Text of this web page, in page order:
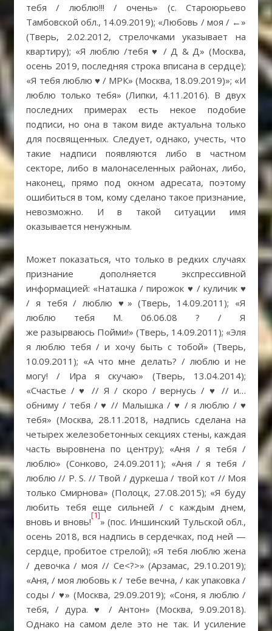
тебя / люблю!!! / очень» (с. Староюрьево
Тамбовской обл., 14.09.2019); «Любовь / моя / ←»
(Тверь, 2.02.2012, стрелочками указывает на
квартиру); «Я люблю /тебя ♥ / Д & Д» (Москва,
осень 2019, последняя строка вписана в сердце);
«Я тебя люблю ♥ / МРК» (Москва, 18.09.2019)»; «И
люблю только тебя» (Липки, 4.11.2016). В двух
последних примерах есть некое подобие
подписи, но она в таком виде актуальна только
для посвященных. Следует, однако, учесть, что
такие надписи появляются либо в частном
секторе, либо в малонаселенных районах, либо,
наконец, прямо под окном адресата, поэтому
ошибиться в том, кому сделано такое признание,
невозможно. И в такой ситуации имя
оказывается ненужным.
Может показаться, что только в редких случаях
признание дополняется экспрессивной
информацией: «Наташка / пирожок ♥ / куличик ♥
/ я тебя / люблю ♥» (Тверь, 14.09.2011); «Я
люблю тебя М. 06.06.08 ? / Я
же разырваюсь Пойми!» (Тверь, 14.09.2011); «Эля
я люблю тебя / и хочу быть с тобой» (Тверь,
10.09.2011); «А что мне делать? / люблю и не
могу! / Ира я скучаю» (Тверь, 13.04.2014);
«Счастье / ♥ // Я / скоро / вернусь / ♥ // и…
обниму / тебя / ♥ // Малышка / ♥ / я люблю / ♥
тебя» (Москва, 28.11.2018, надпись сделана на
четырех железобетонных секциях стены, каждая
часть выровнена по центру); «Аня / я тебя /
люблю» (Сонково, 24.09.2011); «Аня / я тебя /
люблю // P. S. // Твой / дуркеша / твой кот // Моя
только Смирнова» (Полоцк, 27.08.2015); «Я буду
любить тебя еще сильней / с каждым днем,
вновь и вновь!
[1]
» (пос. Иншинский Тульской обл.,
осень 2018, вся надпись в сердечках, под ней —
сердце, пробитое стрелой); «Я тебя люблю жена
/ девочка / моя // Се<?>» (Арзамас, 29.10.2019);
«Аня, / моя любовь к / тебе вечна, / как упаковка /
соды / ♥» (Москва, 29.09.2019); «Соня, я люблю /
тебя, / дура. ♥ / Антон» (Москва, 9.09.2018).
Однако на самом деле это не так. И усиление